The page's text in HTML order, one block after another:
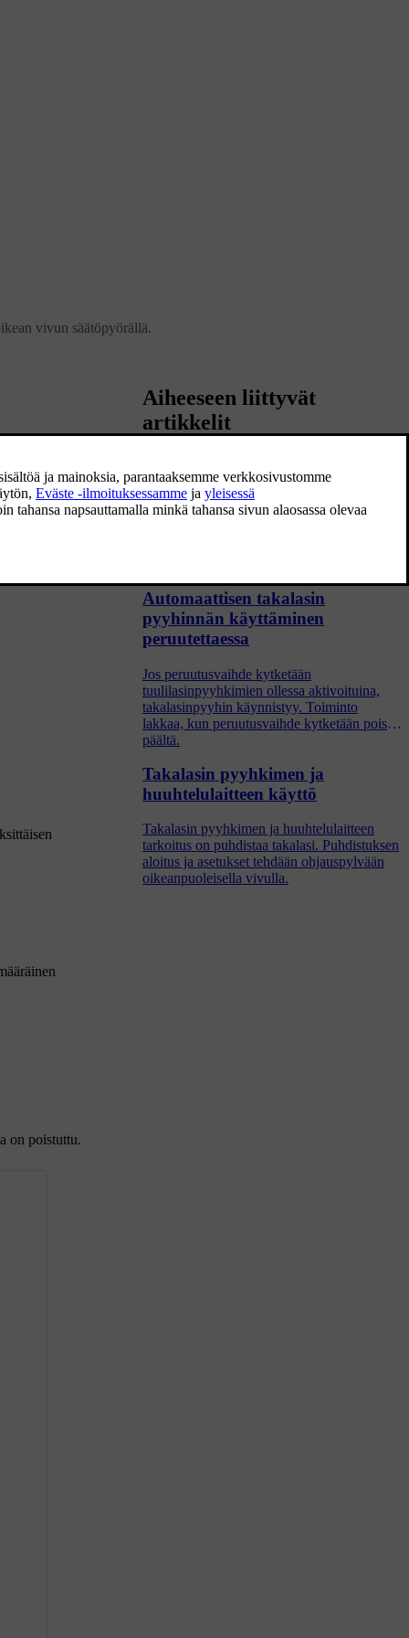
vivun säätöpyörällä.
on poistuttu.
Aiheeseen liittyvät
artikkelit
Pyyhinsulat ja huuhteluneste
Pyyhkimien ja huuhtelunesteen tarkoitus on
Automaattisen takalasin
pyyhinnän käyttäminen
peruutettaessa
Jos peruutusvaihde kytketään
tuulilasinpyyhkimien ollessa aktivoituina,
takalasinpyyhin käynnistyy. Toiminto
lakkaa, kun peruutusvaihde kytketään pois
päältä.
Takalasin pyyhkimen ja
huuhtelulaitteen käyttö
Takalasin pyyhkimen ja huuhtelulaitteen
tarkoitus on puhdistaa takalasi. Puhdistuksen
aloitus ja asetukset tehdään ohjauspylvään
oikeanpuoleisella vivulla.